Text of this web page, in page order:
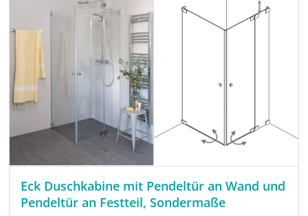
Eck Duschkabine mit Pendeltür an Wand und
Pendeltür an Festteil, Sondermaße